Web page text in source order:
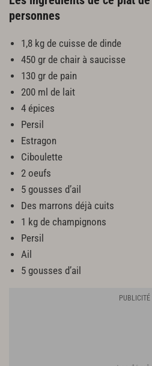
personnes
1,8 kg de cuisse de dinde
450 gr de chair à saucisse
130 gr de pain
200 ml de lait
4 épices
Persil
Estragon
Ciboulette
2 oeufs
5 gousses d’ail
Des marrons déjà cuits
1 kg de champignons
Persil
Ail
5 gousses d’ail